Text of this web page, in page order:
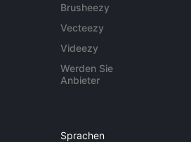
Brusheezy
Vecteezy
Videezy
Werden Sie
Anbieter
Sprachen